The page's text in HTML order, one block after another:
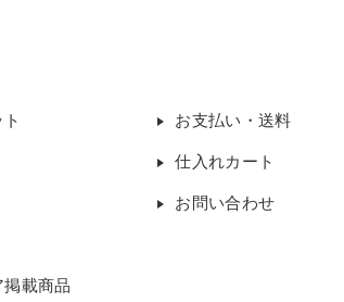
掲載商品
お支払い・送料
仕入れカート
お問い合わせ